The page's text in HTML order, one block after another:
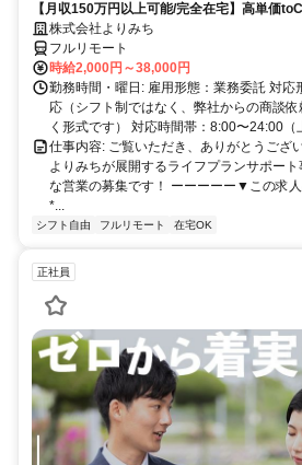
【月収150万円以上可能/完全在宅】高単価
実 株式会社よりみち
フルリモート
時給2,000円～38,000円
勤務時間・曜日: 雇用形態：業務委託 対応
応（シフト制ではなく、弊社からの商談
く形式です） 対応時間帯：8:00〜24:00（
仕事内容: ご覧いただき、ありがとうござ
よりみちが展開するライフプランサポー
な営業の募集です！ ーーーーー▼この求
*...
シフト自由 フルリモート 在宅OK
正社員